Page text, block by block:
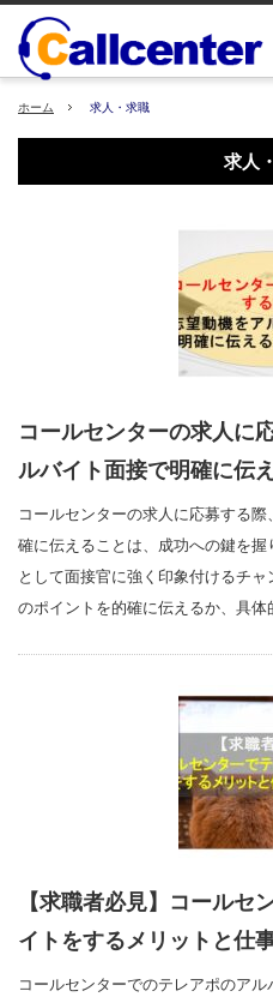
ホーム 求人・求職
求人
コールセンターの求人に
ルバイト面接で明確に伝
コールセンターの求人に応募する
確に伝えることは、成功への鍵を
として面接官に強く印象付けるチ
のポイントを的確に伝えるか、具
【求職者必見】コールセ
イトをするメリットと仕
コールセンターでのテレアポのア